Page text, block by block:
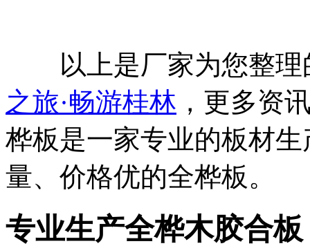
以上是厂家为您整理
之旅·畅游桂林 ，更多资
桦板是一家专业的板材
量、价格优的全桦板。
专业生产全桦木胶合板